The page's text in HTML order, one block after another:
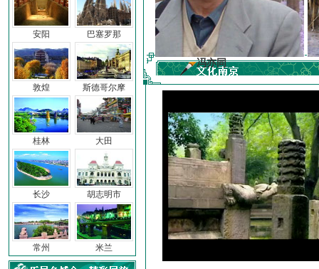
安阳
敦煌
桂林
长沙
常州
巴塞罗那
斯德哥尔摩
大田
胡志明市
米兰
冯亦同